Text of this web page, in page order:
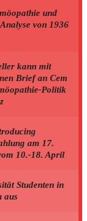
und
von 1936
kann mit
Brief an Cem
Politik
am 17.
10.-18. April
Studenten in
aus